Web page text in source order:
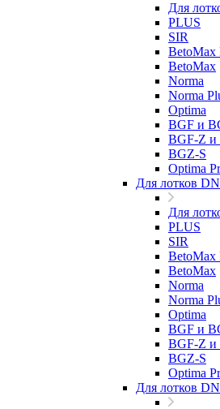
Для
PLUS
SIR
BetoMax
BetoMax
Norma
Norma
Optima
BGF и
BGF-Z и
BGZ-S
Optima
Для лотков
Для
PLUS
SIR
BetoMax
BetoMax
Norma
Norma
Optima
BGF и
BGF-Z и
BGZ-S
Optima
Для лотков